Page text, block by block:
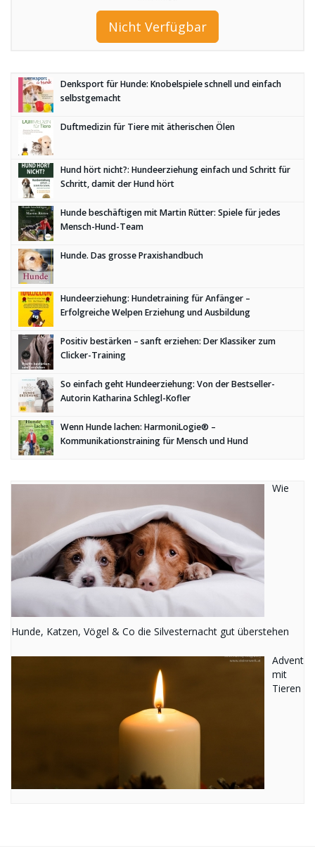
Nicht Verfügbar
Denksport für Hunde: Knobelspiele schnell und einfach
selbstgemacht
Duftmedizin für Tiere mit ätherischen Ölen
Hund hört nicht?: Hundeerziehung einfach und Schritt für
Schritt, damit der Hund hört
Hunde beschäftigen mit Martin Rütter: Spiele für jedes
Mensch-Hund-Team
Hunde. Das grosse Praxishandbuch
Hundeerziehung: Hundetraining für Anfänger –
Erfolgreiche Welpen Erziehung und Ausbildung
Positiv bestärken – sanft erziehen: Der Klassiker zum
Clicker-Training
So einfach geht Hundeerziehung: Von der Bestseller-
Autorin Katharina Schlegl-Kofler
Wenn Hunde lachen: HarmoniLogie® –
Kommunikationstraining für Mensch und Hund
Wie
Hunde, Katzen, Vögel & Co die Silvesternacht gut überstehen
Advent
mit
Tieren